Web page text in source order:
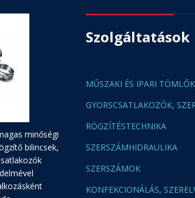
minőségi
bilincsek,
Szolgáltatások
MŰSZAKI ÉS IPARI TÖMLŐK
GYORSCSATLAKOZÓK,
RÖGZÍTÉSTECHNIKA
SZERSZÁMHIDRAULIKA
SZERSZÁMOK
KONFEKCIONÁLÁS,